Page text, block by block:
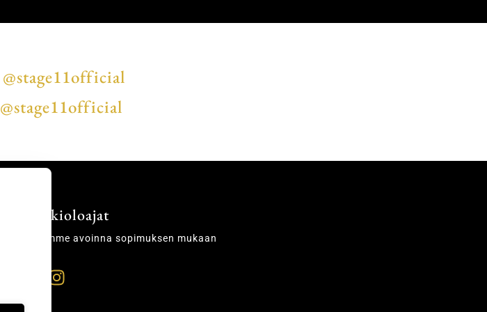
@stage11official
@stage11official
Aukioloajat
Olemme avoinna sopimuksen mukaan